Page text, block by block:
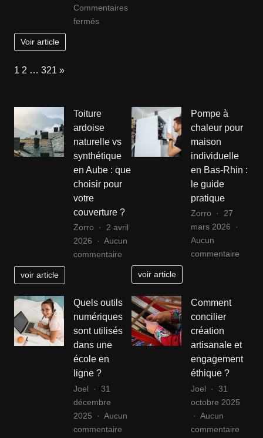
Commentaires
ferméssur
utile
une
fois
à
paris
Voir article
Page:
1 2 … 321 Next
»
Toiture
ardoise
naturelle vs
synthétique
en Aube : que
choisir pour
votre
couverture ?
Zorro
2 avril
2026
Aucun
commentairesur
Toiture
ardoise
naturelle
vs
synthétique
en
Aube
votre
couverture
voir article
Pompe à
chaleur pour
maison
individuelle
en Bas-Rhin :
le guide
pratique
Zorro
27
mars 2026
Aucun
commentaire
en
Bas-
le
voir article
Quels outils
numériques
sont utilisés
dans une
école en
ligne ?
Joel
31
décembre
2025
Aucun
commentairesur
Comment
concilier
création
artisanale et
engagement
éthique ?
Joel
31
octobre 2025
Aucun
commentaire